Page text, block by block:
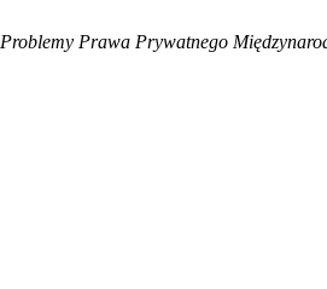
Problemy Prawa Prywatnego